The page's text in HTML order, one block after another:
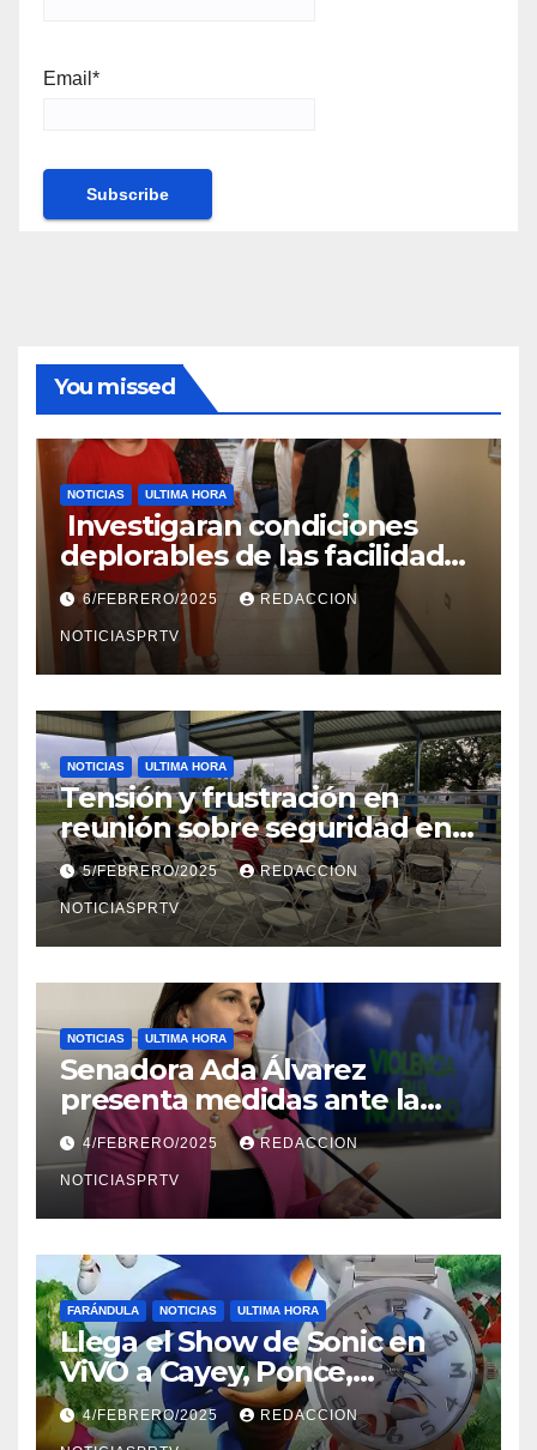
Email*
You missed
NOTICIAS ULTIMA HORA
Investigaran condiciones
deplorables de las facilidades
el Departamento de la Salud
en Mayagüez
6/FEBRERO/2025 REDACCION
NOTICIASPRTV
NOTICIAS ULTIMA HORA
Tensión y frustración en
reunión sobre seguridad en
Reparto Metropolitano
5/FEBRERO/2025 REDACCION
NOTICIASPRTV
NOTICIAS ULTIMA HORA
Senadora Ada Álvarez
presenta medidas ante la
violencia en el noviazgo
4/FEBRERO/2025 REDACCION
NOTICIASPRTV
FARÁNDULA NOTICIAS ULTIMA HORA
Llega el Show de Sonic en
ViVO a Cayey, Ponce,
Barceloneta y Humacao,
Relojes gratis para el que
4/FEBRERO/2025 REDACCION